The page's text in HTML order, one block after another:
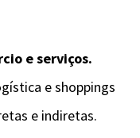
e serviços.
e shoppings
e indiretas.